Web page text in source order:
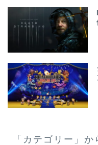
「カテゴリー」か